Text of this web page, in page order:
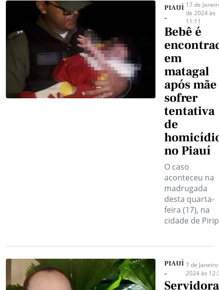
PIAUÍ
-
17 de
de 2024 às
11:11
Bebê é
em
matagal
após mãe
sofrer
tentativa
de
no Piauí
O caso
aconteceu na
madrugada
desta quarta-
feira (17), na
cidade de
PIAUÍ
-
7 de
2024 às
Servidora